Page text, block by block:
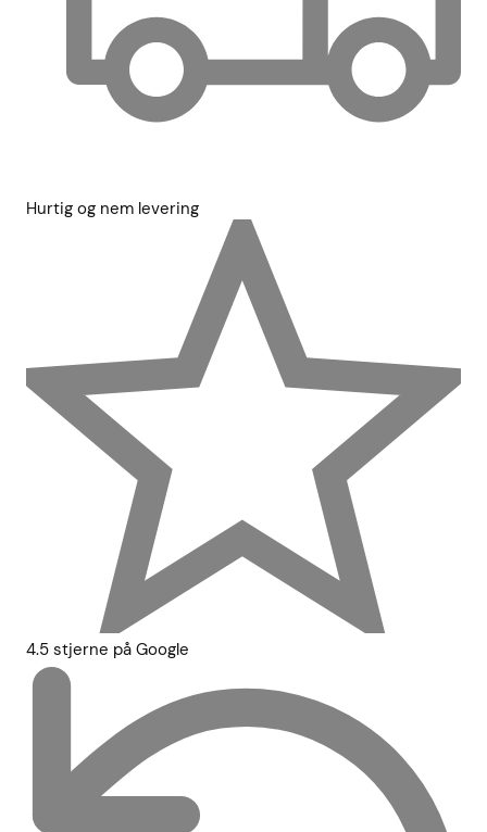
Hurtig og nem levering
4.5 stjerne på Google